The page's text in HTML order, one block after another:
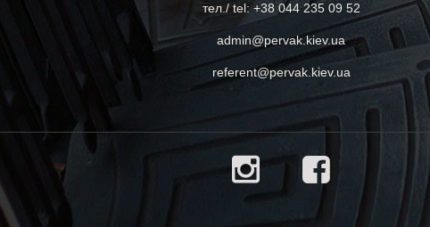
тел./ tel: +38 044 235 09 52
admin@pervak.kiev.ua
referent@pervak.kiev.ua